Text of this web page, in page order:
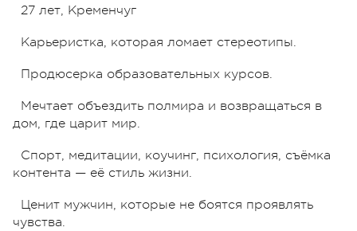
27 лет, Кременчуг
Карьеристка, которая ломает стереотипы.
Продюсерка образовательных курсов.
Мечтает объездить полмира и возвращаться в
дом, где царит мир.
Спорт, медитации, коучинг, психология, съёмка
контента — её стиль жизни.
Ценит мужчин, которые не боятся проявлять
чувства.